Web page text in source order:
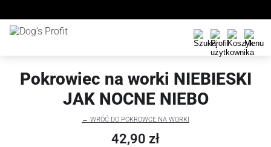
Pokrowiec na worki NIEBIESKI
JAK NOCNE NIEBO
← WRÓĆ DO POKROWCE NA WORKI
42,90 zł